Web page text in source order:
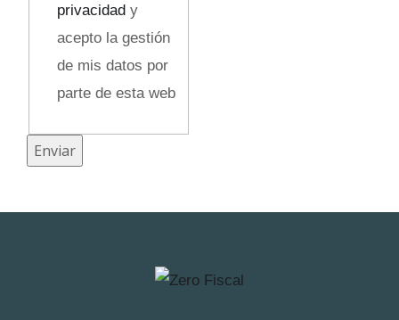
m
b
privacidady
acepto la gestión
de mis datos por
parte de esta web
Enviar